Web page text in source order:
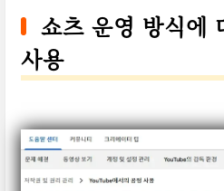
쇼츠 운영 방식에
사용